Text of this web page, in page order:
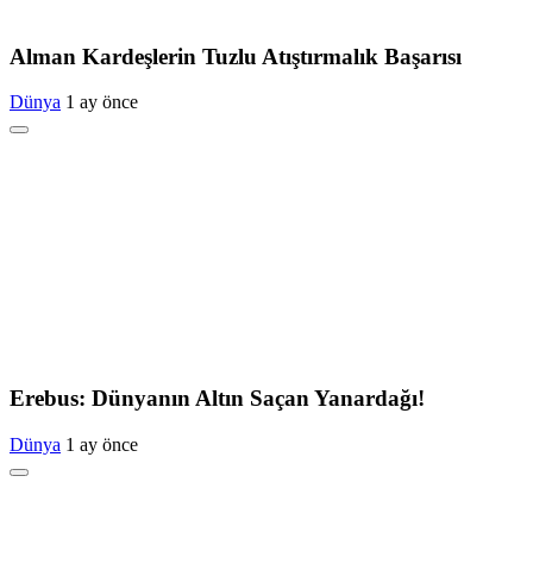
Alman Kardeşlerin Tuzlu Atıştırmalık Başarısı
Dünya 1 ay önce
Erebus: Dünyanın Altın Saçan Yanardağı!
Dünya 1 ay önce